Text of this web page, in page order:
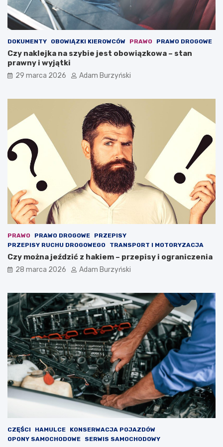
g
a
,
t
ó
r
a
c
r
o
ć
ż
y
c
i
e
h
o
w
ć
?
DOKUMENTY OBOWIĄZKI KIEROWCÓW PRAWO PRAWO DROGOWE
Czy naklejka na szybie jest obowiązkowa – stan
prawny i wyjątki
29 marca 2026 Adam Burzyński
PRAWO PRAWO DROGOWE
PRZEPISY
PRZEPISY RUCHU DROGOWEGO
TRANSPORT I MOTORYZACJA
Czy można jeździć z hakiem – przepisy i ograniczenia
28 marca 2026 Adam Burzyński
CZĘŚCI HAMULCE
KONSERWACJA POJAZDÓW
OPONY SAMOCHODOWE
SERWIS SAMOCHODOWY